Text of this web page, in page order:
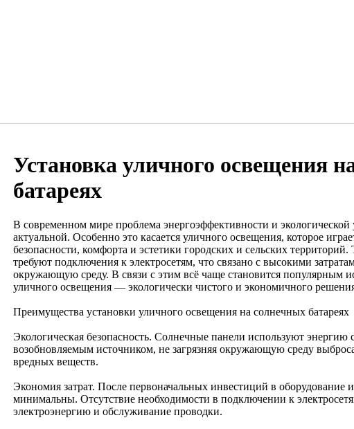
Установка уличного освещения
батареях
В современном мире проблема энергоэффективности и экологической
актуальной. Особенно это касается уличного освещения, которое
безопасности, комфорта и эстетики городских и сельских
требуют подключения к электросетям, что связано с высокими
окружающую среду. В связи с этим всё чаще становится популярным
уличного освещения — экологически чистого и экономичного
Преимущества установки уличного освещения на солнечных батареях
Экологическая безопасность. Солнечные панели используют энергию
возобновляемым источником, не загрязняя окружающую среду
вредных веществ.
Экономия затрат. После первоначальных инвестиций в оборудование
минимальны. Отсутствие необходимости в подключении к
электроэнергию и обслуживание проводки.